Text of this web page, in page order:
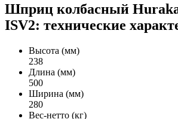
Шприц колбасный
ISV2: технические
Высота (мм)
238
Длина (мм)
500
Ширина (мм)
280
Вес-нетто (кг)